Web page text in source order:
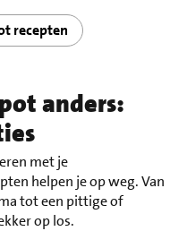
recepten
anders:
met je
helpen je op weg. Van
tot een pittige of
op los.